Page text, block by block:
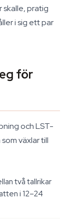
skalle, pratig
i sig ett par
för
och LST-
växlar till
två tallrikar
i 12–24